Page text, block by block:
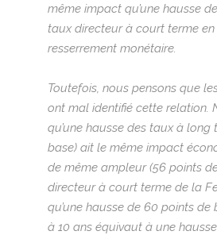
même impact qu’une hausse
taux directeur à court terme
resserrement monétaire.
Toutefois, nous pensons que
ont mal identifié cette relation.
qu’une hausse des taux à
base) ait le même impact
de même ampleur (56 points
directeur à court terme de la
qu’une hausse de 60 points
à 10 ans équivaut à une